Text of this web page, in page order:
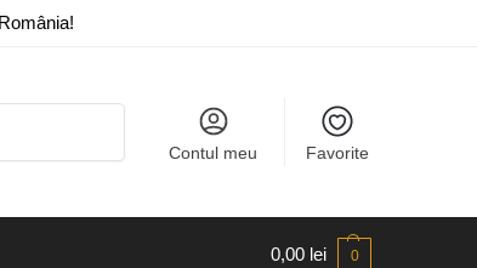
Contul meu Favorite
0,00 lei 0